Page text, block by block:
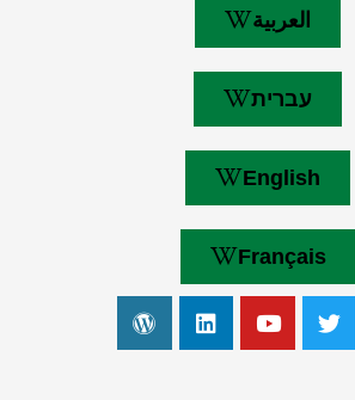
العربية
עברית
English
Français